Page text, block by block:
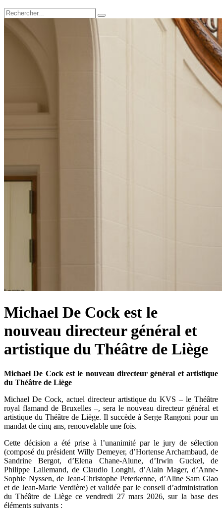
Michael De Cock est le
nouveau directeur général et
artistique du Théâtre de Liège
Michael De Cock est le nouveau directeur général et artistique
du Théâtre de Liège
Michael De Cock, actuel directeur artistique du KVS – le Théâtre
royal flamand de Bruxelles –, sera le nouveau directeur général et
artistique du Théâtre de Liège. Il succède à Serge Rangoni pour un
mandat de cinq ans, renouvelable une fois.
Cette décision a été prise à l’unanimité par le jury de sélection
(composé du président Willy Demeyer, d’Hortense Archambaud, de
Sandrine Bergot, d’Elena Chane-Alune, d’Irwin Guckel, de
Philippe Lallemand, de Claudio Longhi, d’Alain Mager, d’Anne-
Sophie Nyssen, de Jean-Christophe Peterkenne, d’Aline Sam Giao
et de Jean-Marie Verdière) et validée par le conseil d’administration
du Théâtre de Liège ce vendredi 27 mars 2026, sur la base des
éléments suivants :